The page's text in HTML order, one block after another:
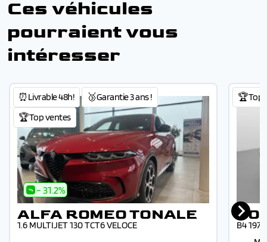
Ces véhicules
pourraient vous
intéresser
⏰Livrable 48h!
🥉Garantie 3 ans !
🏆Top ventes
- 31.2%
ALFA ROMEO TONALE
1.6 MULTIJET 130 TCT6 VELOCE
🏆Top
B4 197